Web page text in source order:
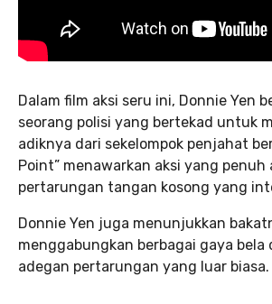
Dalam film aksi seru ini, Donnie Yen
seorang polisi yang bertekad untuk
adiknya dari sekelompok penjahat
Point” menawarkan aksi yang penuh
pertarungan tangan kosong yang
Donnie Yen juga menunjukkan
menggabungkan berbagai gaya bela
adegan pertarungan yang luar biasa.